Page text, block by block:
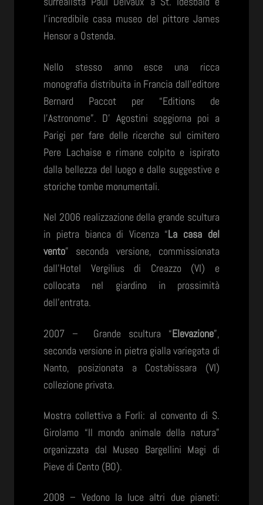
l’incredibile casa museo del pittore James
Hensor a Ostenda.
Nello stesso anno esce una ricca
monografia distribuita in Francia dall’editore
Bernard Paccot per “Editions de
l’Astronome”. D’ Agostini soggiorna poi a
Parigi per fare delle ricerche sul cimitero
Pere Lachaise e rimane colpito e ispirato
dalla bellezza del luogo e dalle suggestive e
storiche tombe monumentali.
Nel 2006 realizzazione della grande scultura
in pietra bianca di Vicenza “La casa del
vento” seconda versione, commissionata
dall’Hotel Vergilius di Creazzo (VI) e
collocata nel giardino in prossimità
dell’entrata.
2007 – Grande scultura “Elevazione”,
seconda versione in pietra gialla variegata di
Nanto, posizionata a Costabissara (VI)
collezione privata.
Mostra collettiva a Forli: al convento di S.
Girolamo “Il mondo animale della natura”
organizzata dal Museo Bargellini Magi di
Pieve di Cento (BO).
2008 – Vedono la luce altri due pianeti: